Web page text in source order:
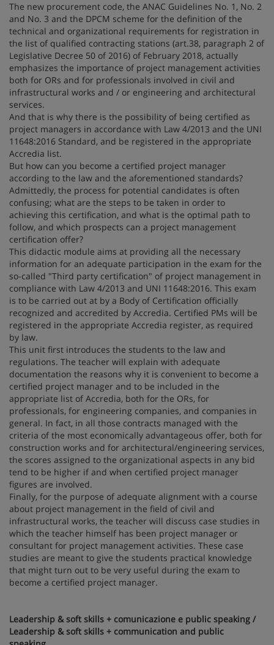
The new procurement code, the ANAC Guidelines No. 1, No. 2
and No. 3 and the DPCM scheme for the definition of the
technical and organizational requirements for registration in
the list of qualified contracting stations (art.38, paragraph 2 of
Legislative Decree 50 of 2016) of February 2018, actually
emphasizes the importance of project management activities
both for ORs and for professionals involved in civil and
infrastructural works and / or engineering and architectural
services.
And that is why there is the possibility of being certified as
project managers in accordance with Law 4/2013 and the UNI
11648:2016 Standard, and be registered in the appropriate
Accredia list.
But how can you become a certified project manager
according to the law and the aforementioned standards?
Admittedly, the process for potential candidates is often
confusing; what are the steps to be taken in order to
achieving this certification, and what is the optimal path to
follow, and which prospects can a project management
certification offer?
This didactic module aims at providing all the necessary
information for an adequate participation in the exam for the
so-called "Third party certification" of project management in
compliance with Law 4/2013 and UNI 11648:2016. This exam
is to be carried out at by a Body of Certification officially
recognized and accredited by Accredia. Certified PMs will be
registered in the appropriate Accredia register, as required
by law.
This unit first introduces the students to the law and
regulations. The teacher will explain with adequate
documentation the reasons why it is convenient to become a
certified project manager and to be included in the
appropriate list of Accredia, both for the ORs, for
professionals, for engineering companies, and companies in
general. In fact, in all those contracts managed with the
criteria of the most economically advantageous offer, both for
construction works and for architectural/engineering services,
the scores assigned to the organizational aspects in any bid
tend to be higher if and when certified project manager
figures are involved.
Finally, for the purpose of adequate alignment with a course
about project management in the field of civil and
infrastructural works, the teacher will discuss case studies in
which the teacher himself has been project manager or
consultant for project management activities. These case
studies are meant to give the students practical knowledge
that might turn out to be very useful during the exam to
become a certified project manager.
Leadership & soft skills + comunicazione e public speaking /
Leadership & soft skills + communication and public